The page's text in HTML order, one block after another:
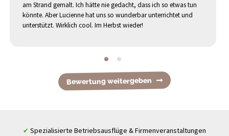
am Strand gemalt. Ich hätte nie gedacht, dass ich so etwas tun
könnte. Aber Lucienne hat uns so wunderbar unterrichtet und
unterstützt. Wirklich cool. Im Herbst wieder!
Bewertung weitergeben
✔ Spezialisierte Betriebsausflüge & Firmenveranstaltungen